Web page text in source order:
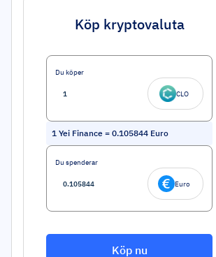
Köp kryptovaluta
Du köper
CLO
1 Yei Finance = 0.105844 Euro
Du spenderar
Euro
Köp nu